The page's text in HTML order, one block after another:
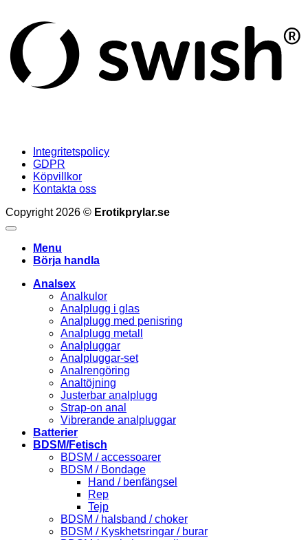
Integritetspolicy
GDPR
Köpvillkor
Kontakta oss
Copyright 2026 © Erotikprylar.se
Menu
Börja handla
Analsex
Analkulor
Analplugg i glas
Analplugg med penisring
Analplugg metall
Analpluggar
Analpluggar-set
Analrengöring
Analtöjning
Justerbar analplugg
Strap-on anal
Vibrerande analpluggar
Batterier
BDSM/Fetisch
BDSM / accessoarer
BDSM / Bondage
Hand / benfängsel
Rep
Tejp
BDSM / halsband / choker
BDSM / Kyskhetsringar / burar